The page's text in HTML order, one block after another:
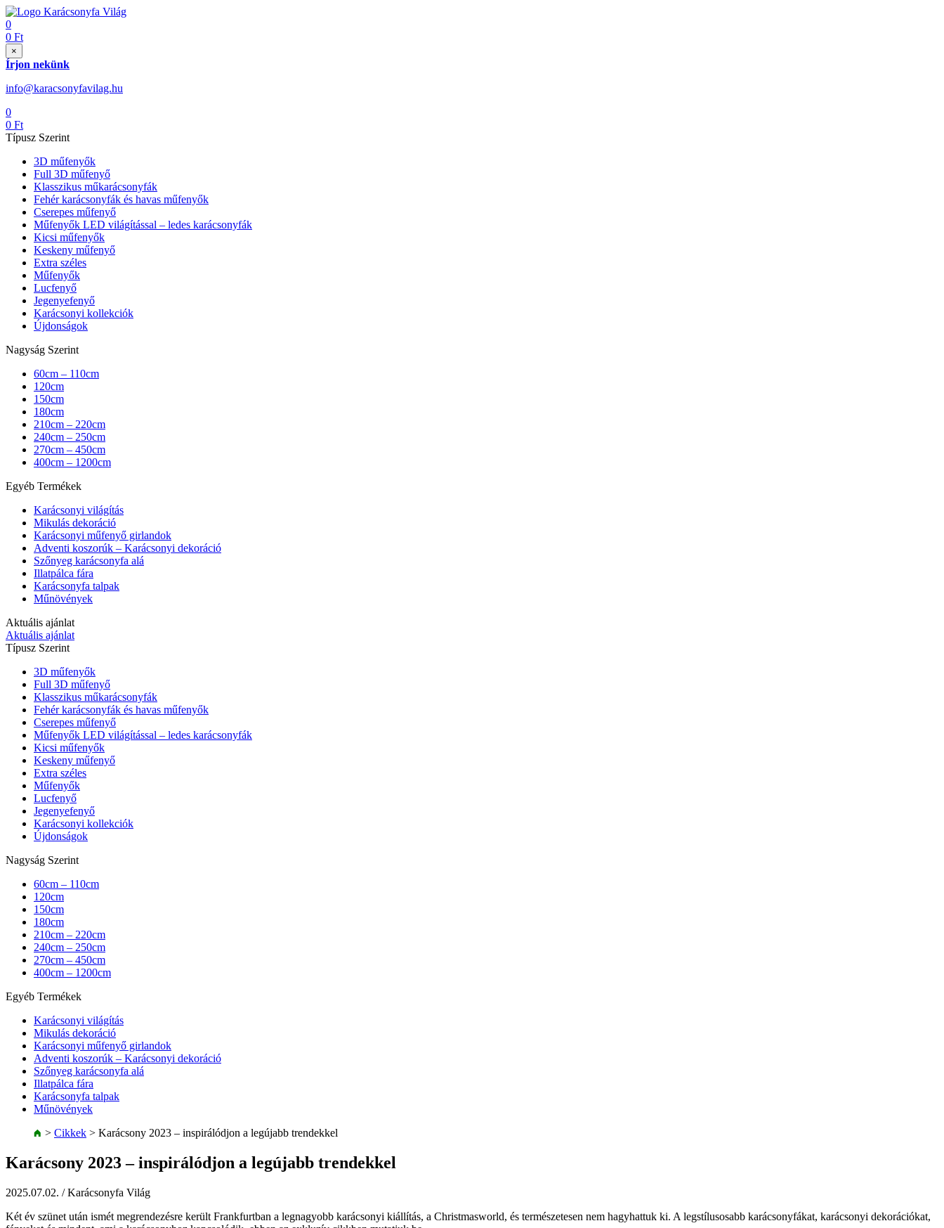
0
0 Ft
×
Írjon nekünk
info@karacsonyfavilag.hu
0
0 Ft
Típusz Szerint
3D műfenyők
Full 3D műfenyő
Klasszikus műkarácsonyfák
Fehér karácsonyfák és havas műfenyők
Cserepes műfenyő
Műfenyők LED világítással – ledes karácsonyfák
Kicsi műfenyők
Keskeny műfenyő
Extra széles
Műfenyők
Lucfenyő
Jegenyefenyő
Karácsonyi kollekciók
Újdonságok
Nagyság Szerint
60cm – 110cm
120cm
150cm
180cm
210cm – 220cm
240cm – 250cm
270cm – 450cm
400cm – 1200cm
Egyéb Termékek
Karácsonyi világítás
Mikulás dekoráció
Karácsonyi műfenyő girlandok
Adventi koszorúk – Karácsonyi dekoráció
Szőnyeg karácsonyfa alá
Illatpálca fára
Karácsonyfa talpak
Műnövények
Aktuális ajánlat
Aktuális ajánlat
Típusz Szerint
3D műfenyők
Full 3D műfenyő
Klasszikus műkarácsonyfák
Fehér karácsonyfák és havas műfenyők
Cserepes műfenyő
Műfenyők LED világítással – ledes karácsonyfák
Kicsi műfenyők
Keskeny műfenyő
Extra széles
Műfenyők
Lucfenyő
Jegenyefenyő
Karácsonyi kollekciók
Újdonságok
Nagyság Szerint
60cm – 110cm
120cm
150cm
180cm
210cm – 220cm
240cm – 250cm
270cm – 450cm
400cm – 1200cm
Egyéb Termékek
Karácsonyi világítás
Mikulás dekoráció
Karácsonyi műfenyő girlandok
Adventi koszorúk – Karácsonyi dekoráció
Szőnyeg karácsonyfa alá
Illatpálca fára
Karácsonyfa talpak
Műnövények
> Cikkek > Karácsony 2023 – inspirálódjon a legújabb trendekkel
Karácsony 2023 – inspirálódjon a legújabb trendekkel
2025.07.02. / Karácsonyfa Világ
Két év szünet után ismét megrendezésre került Frankfurtban a legnagyobb karácsonyi kiállítás, a Christmasworld, és természetesen nem hagyhattuk ki. A legstílusosabb karácsonyfákat, karácsonyi dekorációkat,